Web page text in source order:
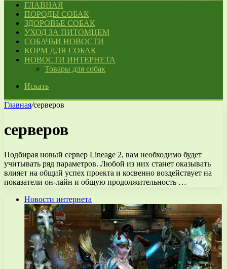
ГЛАВНАЯ
ПОРОДЫ СОБАК
ЗДОРОВЬЕ СОБАК
УХОД ЗА ПИТОМЦЕМ
СОБАЧЬИ НОВОСТИ
КОРМ ДЛЯ СОБАК
НОВОСТИ ИНТЕРНЕТА
Товары для собак
Искать
Главная/серверов
серверов
Подбирая новый сервер Lineage 2, вам необходимо будет
учитывать ряд параметров. Любой из них станет оказывать
влияет на общий успех проекта и косвенно воздействует на
показатели он-лайн и общую продолжительность …
Новости интернета